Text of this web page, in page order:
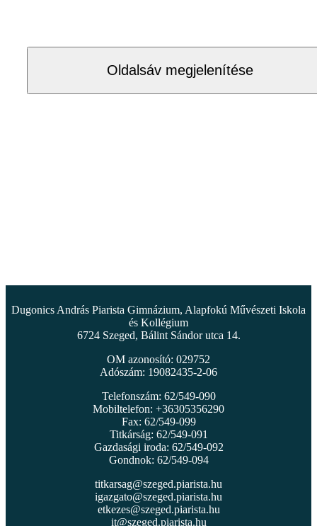
Oldalsáv megjelenítése
Dugonics András Piarista Gimnázium, Alapfokú Művészeti Iskola
és Kollégium
6724 Szeged, Bálint Sándor utca 14.
OM azonosító: 029752
Adószám: 19082435-2-06
Telefonszám: 62/549-090
Mobiltelefon: +36305356290
Fax: 62/549-099
Titkárság: 62/549-091
Gazdasági iroda: 62/549-092
Gondnok: 62/549-094
titkarsag@szeged.piarista.hu
igazgato@szeged.piarista.hu
etkezes@szeged.piarista.hu
it@szeged.piarista.hu